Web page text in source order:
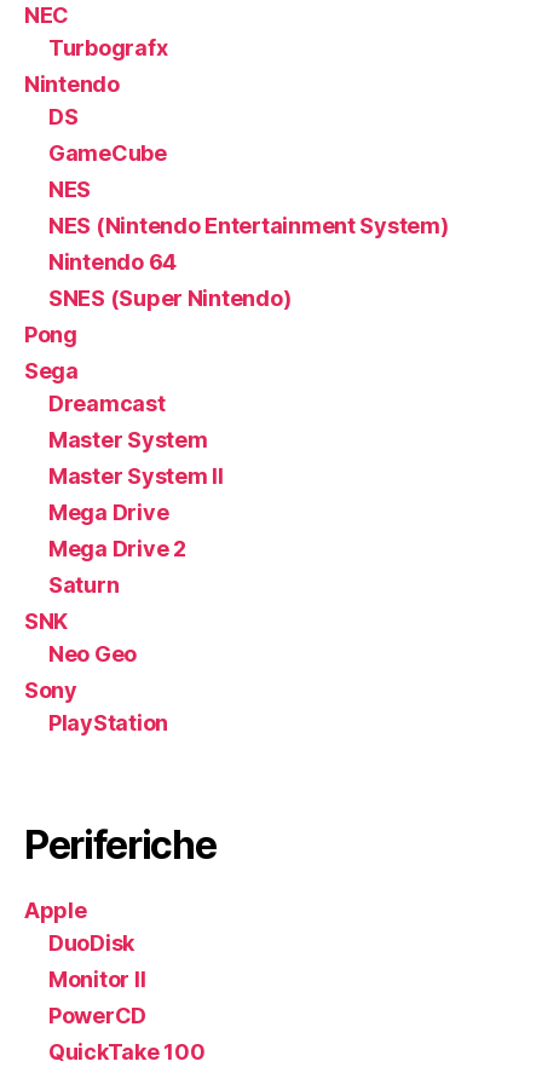
NEC
Turbografx
Nintendo
DS
GameCube
NES
NES (Nintendo Entertainment System)
Nintendo 64
SNES (Super Nintendo)
Pong
Sega
Dreamcast
Master System
Master System II
Mega Drive
Mega Drive 2
Saturn
SNK
Neo Geo
Sony
PlayStation
Periferiche
Apple
DuoDisk
Monitor II
PowerCD
QuickTake 100